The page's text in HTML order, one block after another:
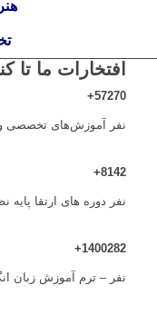
افتخارات ما تا
57270
+
نفر آموزش‌های تخصصی
8142
+
نفر دوره های ارتقا
1400282
+
نفر – ترم آموزش زبان